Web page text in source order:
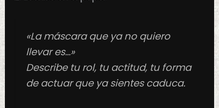
«La máscara que ya no quiero
llevar es…»
Describe tu rol, tu actitud, tu forma
de actuar que ya sientes caduca.